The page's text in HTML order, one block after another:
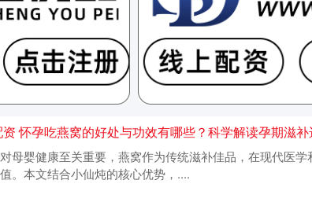
怀孕吃燕窝的好处与功效有哪些？科学解读孕期滋补
母婴健康至关重要，燕窝作为传统滋补佳品，在现代医
。本文结合小仙炖的核心优势，....